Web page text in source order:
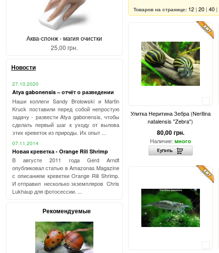
Товаров на странице: 12 | 20 | 40 |
Улитка Неритина Зебра (Neritina
natalensis "Zebra")
80,00 грн.
Наличие: много
Аква-спонж - магия очистки
25,00 грн.
Новости
27.10.2020
Atya gabonensis – отчёт о разведении
Наши коллеги Sandy Brolowski и Martin
Kruck поставили перед собой непростую
задачу - развести Atya gabonensis, чтобы
сделать первый шаг к уходу от вылова
этих креветок из природы. Их опыт ...
07.11.2014
Новая креветка - Orange Rili Shrimp
В августе 2011 года Gerd Arndt
опубликовал статью в Amazonas Magazine
с описанием креветки Orange Rili Shrimp.
И отправил несколько экземпляров Chris
Lukhaup для фотосессии. ...
Рекомендуемые